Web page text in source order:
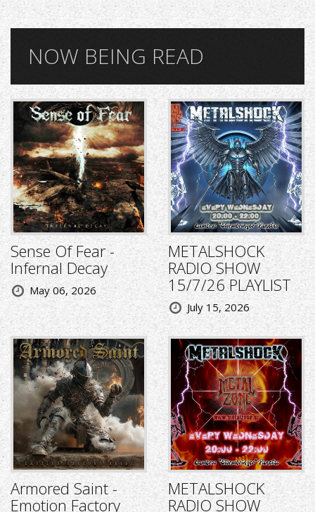
NOW BEING READ
Sense Of Fear -
Infernal Decay
May 06, 2026
METALSHOCK
RADIO SHOW
15/7/26 PLAYLIST
July 15, 2026
Armored Saint -
Emotion Factory
METALSHOCK
RADIO SHOW